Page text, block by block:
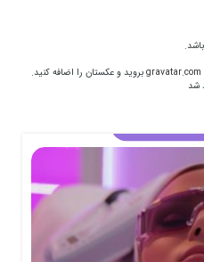
gravatar.com بروید و عکستان را اضافه کنید.
شد